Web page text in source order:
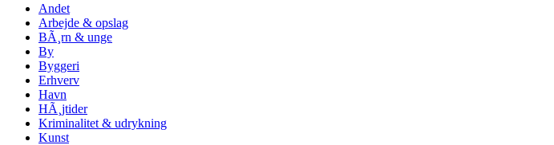
Andet
Arbejde & opslag
BÃ¸rn & unge
By
Byggeri
Erhverv
Havn
HÃ¸jtider
Kriminalitet & udrykning
Kunst